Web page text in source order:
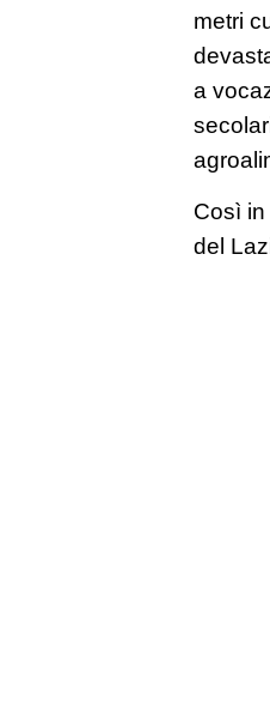
metri
a
Così
del